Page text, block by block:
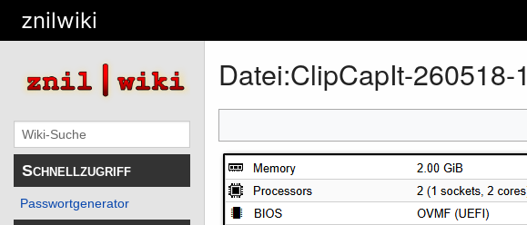
znilwiki
Schnellzugriff
Passwortgenerator
Datei:ClipCapIt-260518-